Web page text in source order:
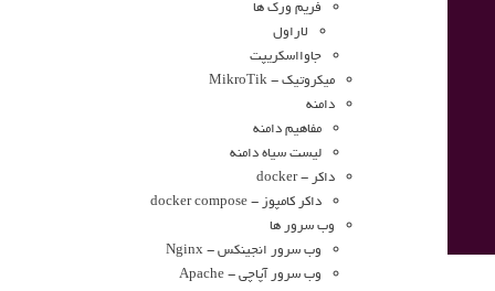
فریم ورک ها
لاراول
جاوااسکریپت
میکروتیک - MikroTik
دامنه
مفاهیم دامنه
لیست سیاه دامنه
داکر - docker
داکر کامپوز - docker compose
وب سرور ها
وب سرور انجینکس - Nginx
وب سرور آپاچی - Apache